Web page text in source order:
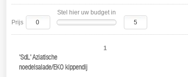
Stel hier uw budget in
Prijs
'SdL' Aziatische
noedelsalade/EKO kippendij
1